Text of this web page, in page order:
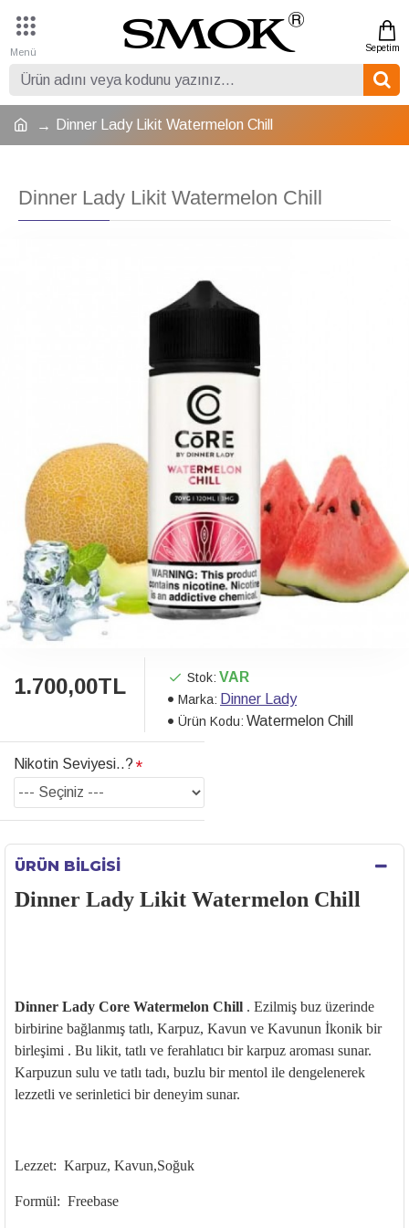
Dinner Lady Likit Watermelon Chill
Dinner Lady Likit Watermelon Chill
1.700,00TL Stok: VAR
Marka: Dinner Lady
Ürün Kodu: Watermelon Chill
Nikotin Seviyesi..?
ÜRÜN BILGISI
Dinner Lady Likit Watermelon Chill
Dinner Lady Core Watermelon Chill . Ezilmiş buz üzerinde
birbirine bağlanmış tatlı, Karpuz, Kavun ve Kavunun İkonik bir
birleşimi . Bu likit, tatlı ve ferahlatıcı bir karpuz aroması sunar.
Karpuzun sulu ve tatlı tadı, buzlu bir mentol ile dengelenerek
lezzetli ve serinletici bir deneyim sunar.
Lezzet: Karpuz, Kavun,Soğuk
Formül: Freebase